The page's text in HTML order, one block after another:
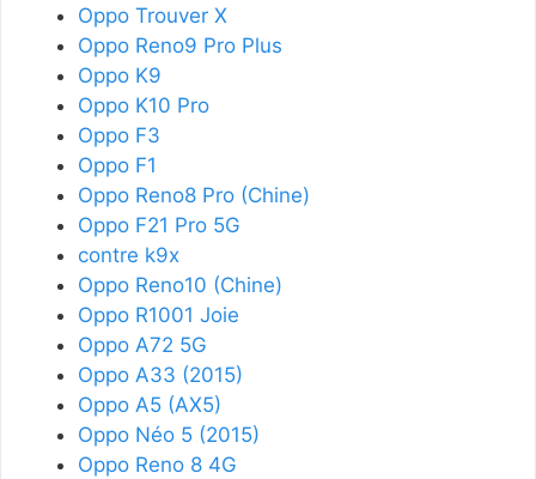
Oppo Trouver X
Oppo Reno9 Pro Plus
Oppo K9
Oppo K10 Pro
Oppo F3
Oppo F1
Oppo Reno8 Pro (Chine)
Oppo F21 Pro 5G
contre k9x
Oppo Reno10 (Chine)
Oppo R1001 Joie
Oppo A72 5G
Oppo A33 (2015)
Oppo A5 (AX5)
Oppo Néo 5 (2015)
Oppo Reno 8 4G